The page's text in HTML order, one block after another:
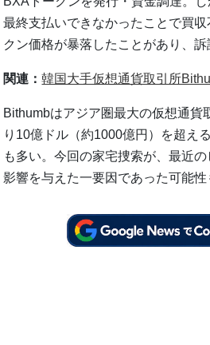
最終支払いできなかったことで買
クン価格が暴落したことがあり、訴
関連：韓国大手仮想通貨取引所
Bithumbはアジア圏最大の仮想通貨
り10億ドル（約1000億円）を超え
も多い。今回の家宅捜索が、最近
影響を与えた一要因であった可能性